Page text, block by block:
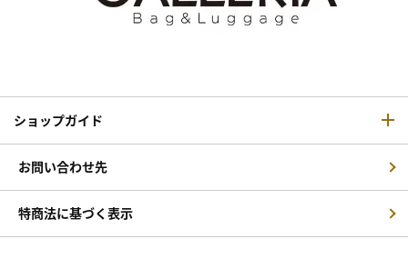
ショップガイド
お問い合わせ先
特商法に基づく表示